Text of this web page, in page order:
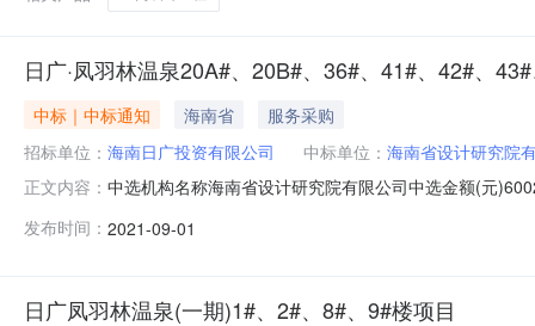
日广·凤羽林温泉20A#、20B#、36#、41#、42#、
中标｜中标通知 海南省
服务采购
招标单位： 海南日广投资有限公司 中标单位： 海南省设计研究院
正文内容： 中选机构名称海南省设计研究院有限公司中选金额(元
投资6000.0（万元）事项名称施工图审查合格书服务金
发布时间： 2021-09-01
日广凤羽林温泉(一期)1#、2#、8#、9#楼项目